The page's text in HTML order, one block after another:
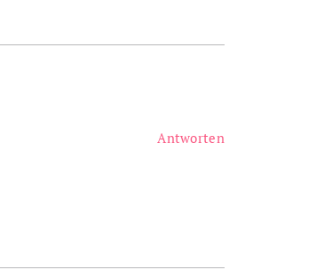
Antworten